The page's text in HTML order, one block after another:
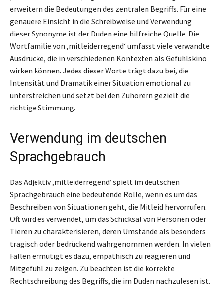
erweitern die Bedeutungen des zentralen Begriffs. Für eine
genauere Einsicht in die Schreibweise und Verwendung
dieser Synonyme ist der Duden eine hilfreiche Quelle. Die
Wortfamilie von ‚mitleiderregend‘ umfasst viele verwandte
Ausdrücke, die in verschiedenen Kontexten als Gefühlskino
wirken können. Jedes dieser Worte trägt dazu bei, die
Intensität und Dramatik einer Situation emotional zu
unterstreichen und setzt bei den Zuhörern gezielt die
richtige Stimmung.
Verwendung im deutschen
Sprachgebrauch
Das Adjektiv ‚mitleiderregend‘ spielt im deutschen
Sprachgebrauch eine bedeutende Rolle, wenn es um das
Beschreiben von Situationen geht, die Mitleid hervorrufen.
Oft wird es verwendet, um das Schicksal von Personen oder
Tieren zu charakterisieren, deren Umstände als besonders
tragisch oder bedrückend wahrgenommen werden. In vielen
Fällen ermutigt es dazu, empathisch zu reagieren und
Mitgefühl zu zeigen. Zu beachten ist die korrekte
Rechtschreibung des Begriffs, die im Duden nachzulesen ist.